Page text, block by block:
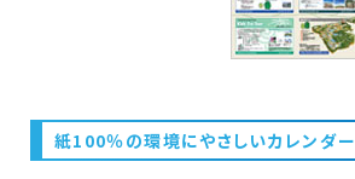
紙100％の環境にやさしいカレンダー